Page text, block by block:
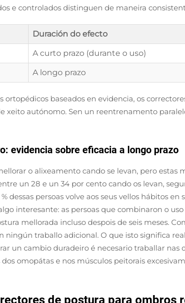
e controlados distinguen de maneira
Duración do efecto
A curto prazo (durante o uso)
A longo prazo
ortopédicos baseados en evidencia, os
xeito autónomo. Sen un reentrenamento
evidencia sobre eficacia a longo prazo
o alixeamento cando se levan, pero estas
un 28 e un 34 por cento cando os levan,
dessas persoas volve aos seus vellos hábitos
interesante: as persoas que combinaron o
mellorada incluso despois de seis meses.
ningún traballo adicional. O que isto significa
un cambio duradeiro é necesario traballar nas
omopátas e nos músculos peitorais
de postura para ombros